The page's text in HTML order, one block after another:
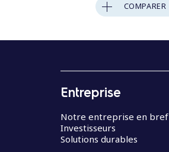
COMPARER
Entreprise
Notre entreprise en bref
Investisseurs
Solutions durables